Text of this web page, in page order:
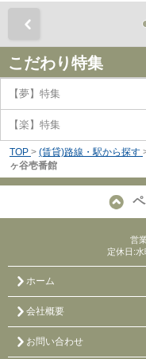
こだわり特集
【夢】特集
【楽】特集
TOP > (賃貸)路線・駅から探す
ヶ谷壱番館
営
定休日:水
ホーム
会社概要
お問い合わせ